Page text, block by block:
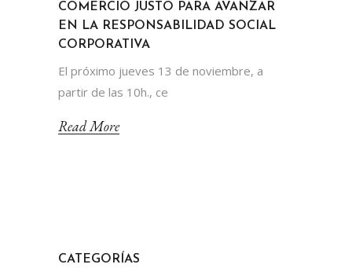
COMERCIO JUSTO PARA AVANZAR
EN LA RESPONSABILIDAD SOCIAL
CORPORATIVA
El próximo jueves 13 de noviembre, a
partir de las 10h., ce
Read More
CATEGORÍAS